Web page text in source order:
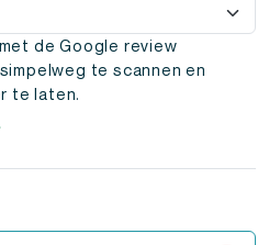
de Google review
te scannen en
te laten.